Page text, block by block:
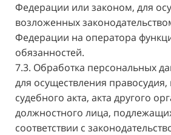
Федерации или законом, для
возложенных
Федерации на оператора
обязанностей.
7.3. Обработка персональных
для осуществления
судебного акта, акта другого
должностного лица,
соответствии с